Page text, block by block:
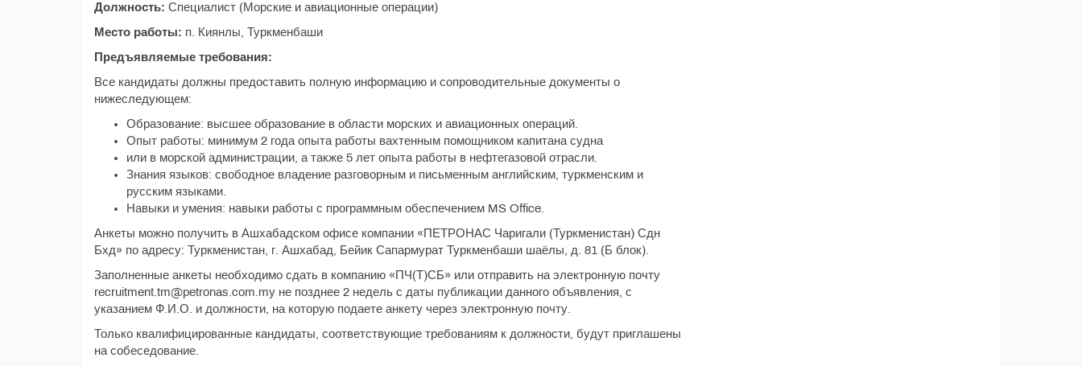
Должность: Специалист (Морские и авиационные операции)
Место работы: п. Киянлы, Туркменбаши
Предъявляемые требования:
Все кандидаты должны предоставить полную информацию и сопроводительные документы о
нижеследующем:
Образование: высшее образование в области морских и авиационных операций.
Опыт работы: минимум 2 года опыта работы вахтенным помощником капитана судна
или в морской администрации, а также 5 лет опыта работы в нефтегазовой отрасли.
Знания языков: свободное владение разговорным и письменным английским, туркменским и
русским языками.
Навыки и умения: навыки работы с программным обеспечением MS Office.
Анкеты можно получить в Ашхабадском офисе компании «ПЕТРОНАС Чаригали (Туркменистан) Сдн
Бхд» по адресу: Туркменистан, г. Ашхабад, Бейик Сапармурат Туркменбаши шаёлы, д. 81 (Б блок).
Заполненные анкеты необходимо сдать в компанию «ПЧ(Т)СБ» или отправить на электронную почту
recruitment.tm@petronas.com.my не позднее 2 недель с даты публикации данного объявления, с
указанием Ф.И.О. и должности, на которую подаете анкету через электронную почту.
Только квалифицированные кандидаты, соответствующие требованиям к должности, будут приглашены
на собеседование.